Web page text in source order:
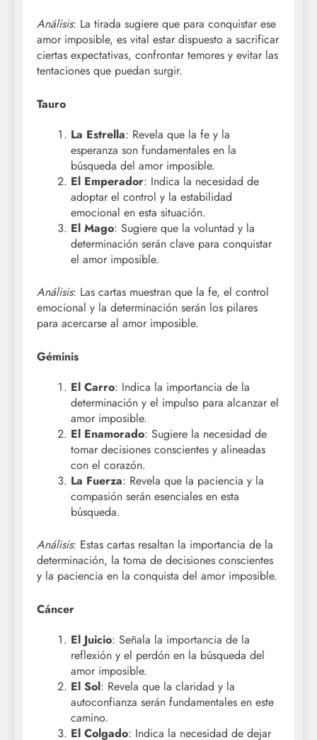
Análisis: La tirada sugiere que para conquistar ese
amor imposible, es vital estar dispuesto a sacrificar
ciertas expectativas, confrontar temores y evitar las
tentaciones que puedan surgir.
Tauro
La Estrella: Revela que la fe y la
esperanza son fundamentales en la
búsqueda del amor imposible.
El Emperador: Indica la necesidad de
adoptar el control y la estabilidad
emocional en esta situación.
El Mago: Sugiere que la voluntad y la
determinación serán clave para conquistar
el amor imposible.
Análisis: Las cartas muestran que la fe, el control
emocional y la determinación serán los pilares
para acercarse al amor imposible.
Géminis
El Carro: Indica la importancia de la
determinación y el impulso para alcanzar el
amor imposible.
El Enamorado: Sugiere la necesidad de
tomar decisiones conscientes y alineadas
con el corazón.
La Fuerza: Revela que la paciencia y la
compasión serán esenciales en esta
búsqueda.
Análisis: Estas cartas resaltan la importancia de la
determinación, la toma de decisiones conscientes
y la paciencia en la conquista del amor imposible.
Cáncer
El Juicio: Señala la importancia de la
reflexión y el perdón en la búsqueda del
amor imposible.
El Sol: Revela que la claridad y la
autoconfianza serán fundamentales en este
camino.
El Colgado: Indica la necesidad de dejar